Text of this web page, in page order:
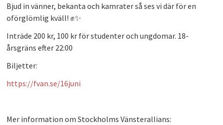
Bjud in vänner, bekanta och kamrater så ses vi där för en
oförglömlig kväll! ✊✨
Inträde 200 kr, 100 kr för studenter och ungdomar. 18-
årsgräns efter 22:00
Biljetter:
https://fvan.se/16juni
Mer information om Stockholms Vänsterallians: